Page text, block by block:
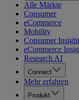
Alle Märkte
Consumer
eCommerce
Mobility
Consumer
eCommerce
Research AI
Connect
Mehr erfahren
Produkt